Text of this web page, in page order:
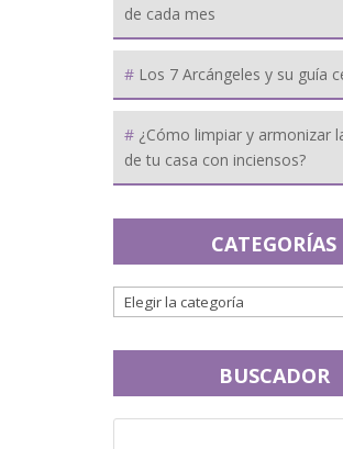
de cada mes
Los 7 Arcángeles y su guía
¿Cómo limpiar y armonizar
de tu casa con inciensos?
CATEGORÍAS
BUSCADOR